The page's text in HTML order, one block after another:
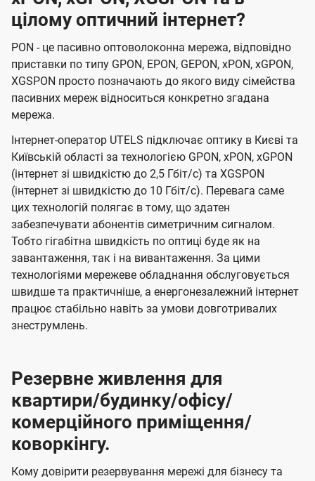
цілому оптичний інтернет?
PON - це пасивно оптоволоконна мережа, відповідно
приставки по типу GPON, EPON, GEPON, xPON, xGPON,
XGSPON просто позначають до якого виду сімейства
пасивних мереж відноситься конкретно згадана
мережа.
Інтернет-оператор UTELS підключає оптику в Києві та
Київській області за технологією GPON, xPON, xGPON
(інтернет зі швидкістю до 2,5 Гбіт/с) та XGSPON
(інтернет зі швидкістю до 10 Гбіт/с). Перевага саме
цих технологій полягає в тому, що здатен
забезпечувати абонентів симетричним сигналом.
Тобто гігабітна швидкість по оптиці буде як на
завантаження, так і на вивантаження. За цими
технологіями мережеве обладнання обслуговується
швидше та практичніше, а енергонезалежний інтернет
працює стабільно навіть за умови довготривалих
знеструмлень.
Резервне живлення для
квартири/будинку/офісу/
комерційного приміщення/
коворкінгу.
Кому довірити резервування мережі для бізнесу та